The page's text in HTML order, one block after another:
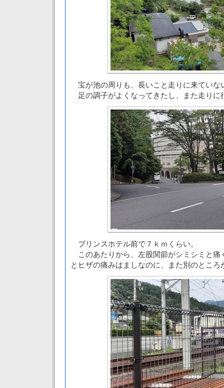
宝が池の周りも、長いこと走りに来ていな
足の調子がよくなってきたし、また走りに
プリンスホテル前で７ｋｍくらい。
このあたりから、左股関節がシミシミと痛
とヒザの痛みはましなのに、また別のところ